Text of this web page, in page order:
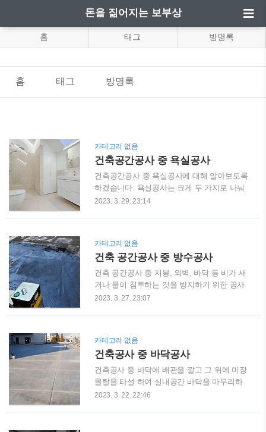
돈을 짊어지는 보부상
홈 태그 방명록
홈 태그 방명록
카테고리 없음
건축공간공사 중 욕실공사
건축공간공사 중 욕실공사에 대해 알아보도록
하겠습니다. 욕실공사는 크게 두 가지로 나눠
지는데 조립식 욕실공사와 일반욕실공사로 나
장 및 이에 속하는 위생기구 일체를 공장에서
생산, 가공하여 현장에서 일체 조립설치하는
제품입니다. 1개의 작업으로 전 공정이 마감되
므로 작업통제에 용이합니다. 1개의 업체를 관
리하므로 관리가 효율적이고 단순합니다.
의 방수공사가 불필요에 따른 방수성능이 우
수합니다. 일관된 현장 조립시공으로 고품질
시공이 가능합니다. ..
2023. 3. 29. 23:14
카테고리 없음
건축 공간공사 중 방수공사
건축 공간공사 중 지붕, 외벽, 바닥 등 비가 새
거나 물이 침투하는 것을 방지하기 위한 공사
인 방수공사에 대해 알아보도록 하겠습니다.
공사의 기본개념입니다. 누수는 방수공사 단
일 공종의 문제만이 아니며 구조체공사, 공간
공사, 마감공사 등 전 공종에 걸쳐서 방수계획
의 수립 및 관리가 필요합니다. 방수의 품질은
1차적으로 해당부위 모체의 품질에 따라 상당
2023. 3. 27. 23:07
카테고리 없음
건축공사 중 바닥공사
건축공사 중 바닥에 배관을 깔고 그 위에 미장
몰탈을 타설 하여 실내공간 바닥을 마무리하
는 바닥공사에 대해 알아보도록 하겠습니다.
2023. 3. 22. 22:46